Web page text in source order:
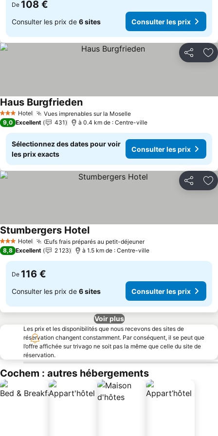
De 108 €
Consulter les prix de 6 sites Consulter les prix
Partager
3 ÉtoilesHotel Vues imprenables sur la Moselle
Haus Burgfrieden
9,0 Excellent 431 à 0.4 km de : Centre-ville
Sélectionnez des dates pour voir
les prix exacts
Consulter les prix
Partager
3 ÉtoilesHotel Œufs frais préparés au petit-déjeuner
Stumbergers Hotel
8,8 Excellent 2 123 à 1.5 km de : Centre-ville
De 116 €
Consulter les prix de 6 sites Consulter les prix
Voir plus
Les prix et les disponibilités que nous recevons des sites de
réservation changent constamment. Par conséquent, il se peut que
l’offre affichée sur trivago ne soit pas la même que celle du site de
réservation.
Cochem : autres hébergements